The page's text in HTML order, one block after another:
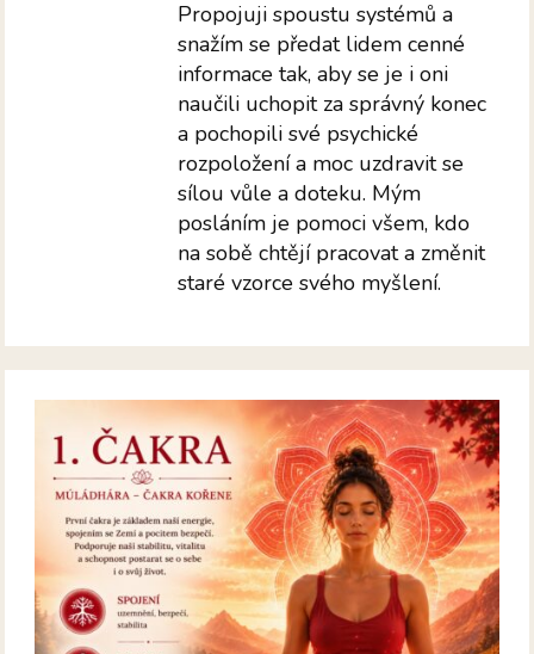
Propojuji spoustu systémů a
snažím se předat lidem cenné
informace tak, aby se je i oni
naučili uchopit za správný konec
a pochopili své psychické
rozpoložení a moc uzdravit se
sílou vůle a doteku. Mým
posláním je pomoci všem, kdo
na sobě chtějí pracovat a změnit
staré vzorce svého myšlení.